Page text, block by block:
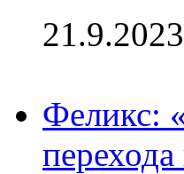
Феликс: